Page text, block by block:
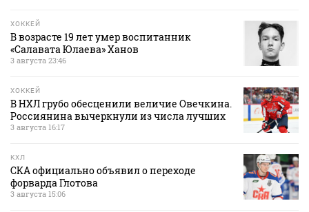
ХОККЕЙ
В возрасте 19 лет умер воспитанник
«Салавата Юлаева» Ханов
3 августа 23:46
ХОККЕЙ
В НХЛ грубо обесценили величие Овечкина.
Россиянина вычеркнули из числа лучших
3 августа 16:17
КХЛ
СКА официально объявил о переходе
форварда Глотова
3 августа 15:06